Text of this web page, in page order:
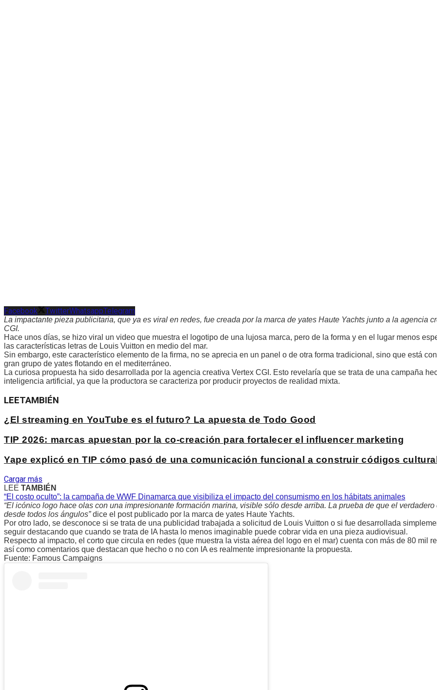
Facebook TwitterWhatsappTelegram
La impactante pieza publicitaria, que ya es viral en redes, fue creada por la marca de yates Haute Yachts junto a la agencia
CGI.
Hace unos días, se hizo viral un video que muestra el logotipo de una lujosa marca, pero de la forma y en el lugar menos
las características letras de Louis Vuitton en medio del mar.
Sin embargo, este característico elemento de la firma, no se aprecia en un panel o de otra forma tradicional, sino que está
gran grupo de yates flotando en el mediterráneo.
La curiosa propuesta ha sido desarrollada por la agencia creativa Vertex CGI. Esto revelaría que se trata de una campaña
inteligencia artificial, ya que la productora se caracteriza por producir proyectos de realidad mixta.
LEETAMBIÉN
¿El streaming en YouTube es el futuro? La apuesta de Todo Good
TIP 2026: marcas apuestan por la co-creación para fortalecer el influencer marketing
Yape explicó en TIP cómo pasó de una comunicación funcional a construir códigos
Cargar más
LEE TAMBIÉN
“El costo oculto”: la campaña de WWF Dinamarca que visibiliza el impacto del consumismo en los hábitats animales
“El icónico logo hace olas con una impresionante formación marina, visible sólo desde arriba. La prueba de que el verdadero
desde todos los ángulos”dice el post publicado por la marca de yates Haute Yachts.
Por otro lado, se desconoce si se trata de una publicidad trabajada a solicitud de Louis Vuitton o si fue desarrollada
seguir destacando que cuando se trata de IA hasta lo menos imaginable puede cobrar vida en una pieza audiovisual.
Respecto al impacto, el corto que circula en redes (que muestra la vista aérea del logo en el mar) cuenta con más de 80 mil
así como comentarios que destacan que hecho o no con IA es realmente impresionante la propuesta.
Fuente: Famous Campaigns